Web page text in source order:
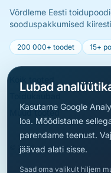
Võrdleme Eesti
sooduspakkumised
200 000+ toodet 15+
Muud tooted
© 2026 soodsamalt.ee
Lubad
Kasutame Google
loa. Mõõdistame
parendame teenust.
jäävad alati sisse.
Saad oma valikult hiljem